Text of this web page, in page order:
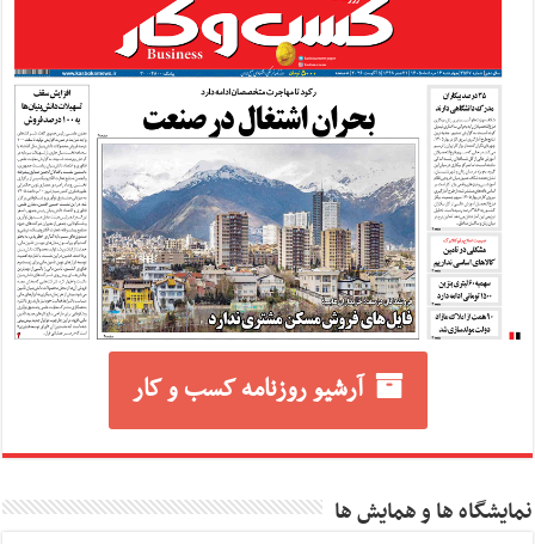
آرشیو روزنامه کسب و کار
نمایشگاه ها و همایش ها